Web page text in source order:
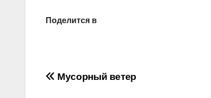
Поделится в
Навигация
Мусорный ветер